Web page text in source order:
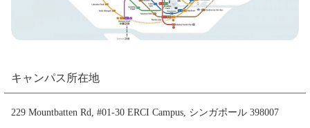
キャンパス所在地
229 Mountbatten Rd, #01-30 ERCI Campus, シンガポール 398007